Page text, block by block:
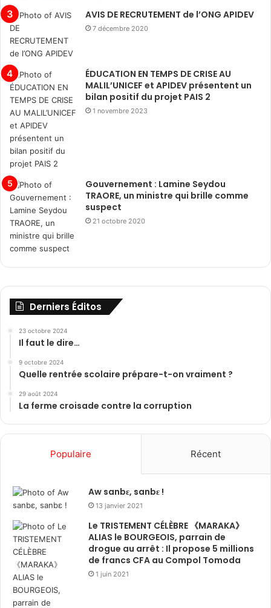
AVIS DE RECRUTEMENT de l’ONG APIDEV
7 décembre 2020
ÉDUCATION EN TEMPS DE CRISE AU
MALIL’UNICEF et APIDEV présentent un
bilan positif du projet PAIS 2
1 novembre 2023
Gouvernement : Lamine Seydou
TRAORE, un ministre qui brille comme
suspect
21 octobre 2020
Derniers Éditos
23 octobre 2024
Il faut le dire…
9 octobre 2024
Quelle rentrée scolaire prépare-t-on vraiment ?
29 août 2024
La ferme croisade contre la corruption
Populaire Récent
Aw sanbɛ, sanbɛ !
13 janvier 2021
Le TRISTEMENT CÉLÈBRE 《MARAKA》
ALIAS le BOURGEOIS, parrain de
drogue au arrêt : Il propose 5 millions
de francs CFA au Compol Tomoda
1 juin 2021